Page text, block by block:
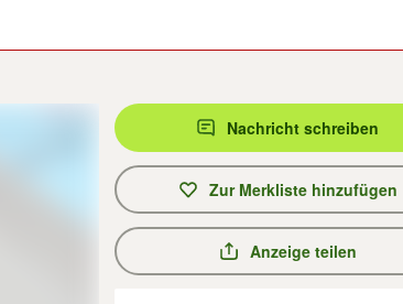
Nachricht schreiben
Zur Merkliste hinzufügen
Anzeige teilen